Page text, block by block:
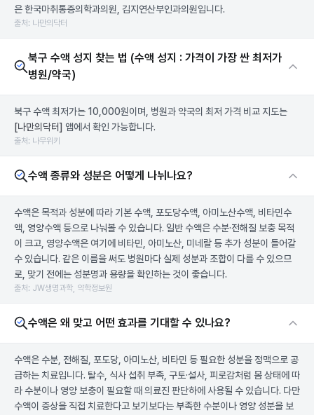
은 한국마취통증의학과의원, 김지연산부인과의원입니다.
출처: 나만의닥터
북구 수액 성지 찾는 법 (수액 성지 : 가격이 가장 싼 최저가
병원/약국)
북구 수액 최저가는 10,000원이며, 병원과 약국의 최저 가격 비교 지도는
[나만의닥터] 앱에서 확인 가능합니다.
출처: 나무위키
수액 종류와 성분은 어떻게 나뉘나요?
수액은 목적과 성분에 따라 기본 수액, 포도당수액, 아미노산수액, 비타민수
액, 영양수액 등으로 나눠볼 수 있습니다. 일반 수액은 수분·전해질 보충 목적
이 크고, 영양수액은 여기에 비타민, 아미노산, 미네랄 등 추가 성분이 들어갈
수 있습니다. 같은 이름을 써도 병원마다 실제 성분과 조합이 다를 수 있으므
로, 맞기 전에는 성분명과 용량을 확인하는 것이 좋습니다.
출처: JW생명과학, 약학정보원
수액은 왜 맞고 어떤 효과를 기대할 수 있나요?
수액은 수분, 전해질, 포도당, 아미노산, 비타민 등 필요한 성분을 정맥으로 공
급하는 치료입니다. 탈수, 식사 섭취 부족, 구토·설사, 피로감처럼 몸 상태에 따
라 수분이나 영양 보충이 필요할 때 의료진 판단하에 사용될 수 있습니다. 다만
수액이 증상을 직접 치료한다고 보기보다는 부족한 수분이나 영양 성분을 보